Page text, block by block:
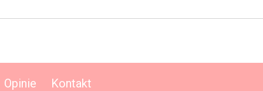
Opinie Kontakt